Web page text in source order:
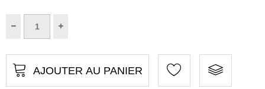
AJOUTER AU PANIER